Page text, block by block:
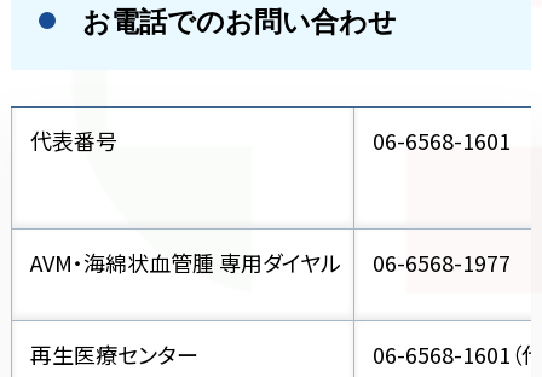
お電話でのお問い合わせ
代表番号 06-6568-1601
AVM・海綿状血管腫 専用ダイヤル 06-6568-1977
再生医療センター 06-6568-1601（